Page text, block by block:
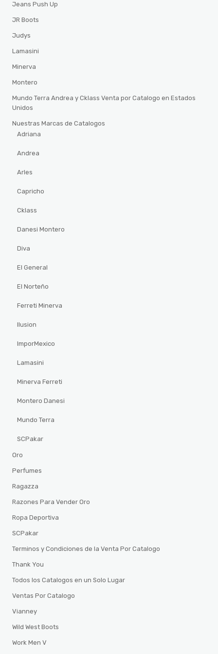
Jeans Push Up
JR Boots
Judys
Lamasini
Minerva
Montero
Mundo Terra Andrea y Cklass Venta por Catalogo en Estados
Unidos
Nuestras Marcas de Catalogos
Adriana
Andrea
Arles
Capricho
Cklass
Danesi Montero
Diva
El General
El Norteño
Ferreti Minerva
Ilusion
ImporMexico
Lamasini
Minerva Ferreti
Montero Danesi
Mundo Terra
SCPakar
Oro
Perfumes
Ragazza
Razones Para Vender Oro
Ropa Deportiva
SCPakar
Terminos y Condiciones de la Venta Por Catalogo
Thank You
Todos los Catalogos en un Solo Lugar
Ventas Por Catalogo
Vianney
Wild West Boots
Work Men V